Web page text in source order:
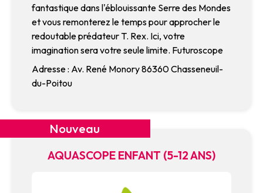
fantastique dans l'éblouissante Serre des Mondes
et vous remonterez le temps pour approcher le
redoutable prédateur T. Rex. Ici, votre
imagination sera votre seule limite. Futuroscope
Adresse : Av. René Monory 86360 Chasseneuil-
du-Poitou
AQUASCOPE ENFANT (5-12 ANS)
Nouveau